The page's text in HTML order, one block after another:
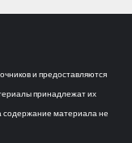
и предоставляются
принадлежат их
содержание материала не